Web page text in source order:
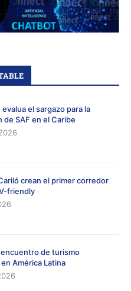
evalua el sargazo para la
de SAF en el Caribe
crean el primer corredor
friendly
de turismo
América Latina